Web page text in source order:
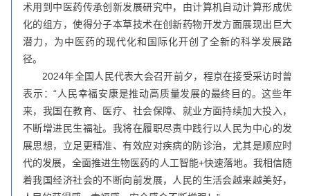
术用到中医药传承创新发展研究中，由计算机自动计算形成优
化的组方，使得分子本草技术在创新药物开发方面展现出巨大
潜力，为中医药的现代化和国际化开创了全新的科学发展路
径。
2024年全国人民代表大会召开前夕，程京在接受采访时曾
表示：“人民幸福安康是推动高质量发展的最终目的。这些年
来，我国在教育、医疗、社会保障、就业方面持续加大投入，
不断增进民生福祉。我将在履职尽责中践行以人民为中心的发
展思想，立足更精准、有效应对疾病的防诊治，尤其是顺应时
代的发展，全面推进生物医药的人工智能+快速落地。我相信随
着我国经济社会的不断向前发展，人民的生活会越来越美好，